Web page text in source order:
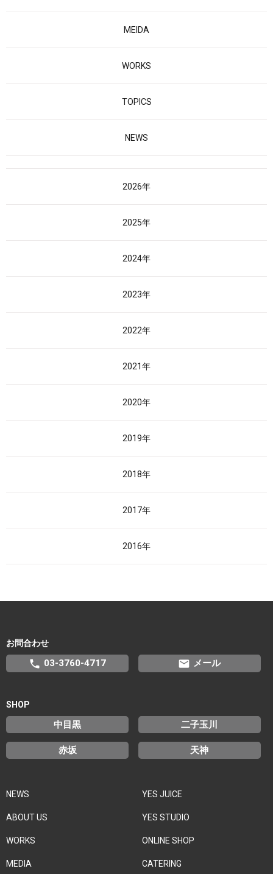
MEIDA
WORKS
TOPICS
NEWS
2026年
2025年
2024年
2023年
2022年
2021年
2020年
2019年
2018年
2017年
2016年
NEWS
ABOUT US
WORKS
MEDIA
YES JUICE
YES STUDIO
ONLINE SHOP
CATERING
お問合わせ
phone 03-3760-4717 email メール
SHOP
中目黒 二子玉川
赤坂 天神